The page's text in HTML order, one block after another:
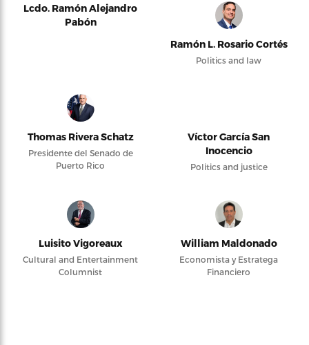
Lcdo. Ramón Alejandro
Pabón
Ramón L. Rosario Cortés
Politics and law
Thomas Rivera Schatz
Presidente del Senado de
Puerto Rico
Víctor García San
Inocencio
Politics and justice
Luisito Vigoreaux
Cultural and Entertainment
Columnist
William Maldonado
Economista y Estratega
Financiero